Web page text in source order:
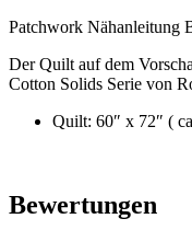
Patchwork Nähanleitung
Der Quilt auf dem
Cotton Solids Serie von
Quilt: 60″ x 72″ (
Bewertungen